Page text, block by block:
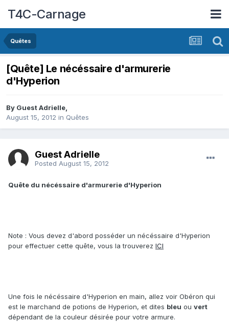
T4C-Carnage
Quêtes
[Quête] Le nécéssaire d'armurerie
d'Hyperion
By Guest Adrielle,
August 15, 2012 in Quêtes
Guest Adrielle
Posted August 15, 2012
Quête du nécéssaire d'armurerie d'Hyperion
Note : Vous devez d'abord posséder un nécéssaire d'Hyperion
pour effectuer cette quête, vous la trouverez ICI
Une fois le nécéssaire d'Hyperion en main, allez voir Obéron qui
est le marchand de potions de Hyperion, et dites bleu ou vert
dépendant de la couleur désirée pour votre armure.